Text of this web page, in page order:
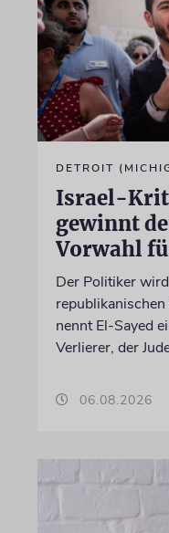
DETROIT
Israel-
gewinnt
Vorwahl
Der Politiker
nennt El-Sayed
Verlierer, der
06.08.2026